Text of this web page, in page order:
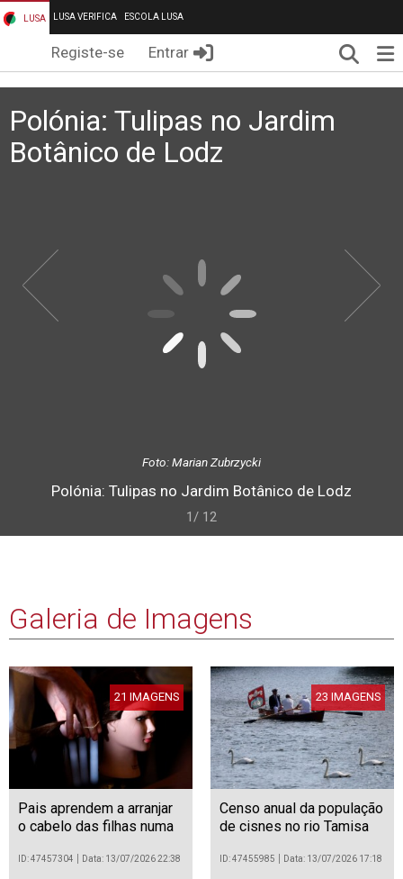
LUSA LUSA VERIFICA ESCOLA LUSA
Registe-se Entrar
Polónia: Tulipas no Jardim
Botânico de Lodz
Foto: Marian Zubrzycki
Polónia: Tulipas no Jardim Botânico de Lodz
1/ 12
Galeria de Imagens
21 IMAGENS
Pais aprendem a arranjar
o cabelo das filhas numa
ID: 47457304 Data: 13/07/2026 22:38
23 IMAGENS
Censo anual da população
de cisnes no rio Tamisa
ID: 47455985 Data: 13/07/2026 17:18